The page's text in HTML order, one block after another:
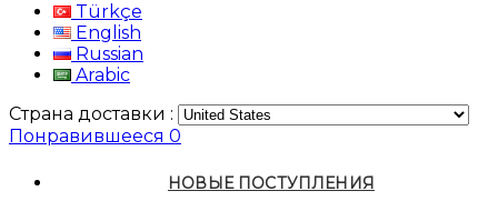
Türkçe
English
Russian
Arabic
Страна доставки :
Понравившееся 0
НОВЫЕ ПОСТУПЛЕНИЯ